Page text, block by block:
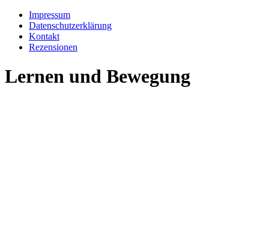
Impressum
Datenschutzerklärung
Kontakt
Rezensionen
Lernen und Bewegung